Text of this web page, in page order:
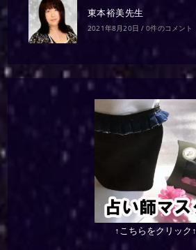
東本裕美先生
2021年8月20日 / 0件のコメント
↑こちらをクリック↑